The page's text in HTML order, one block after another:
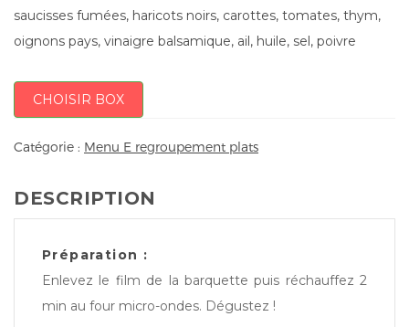
saucisses fumées, haricots noirs, carottes, tomates, thym,
oignons pays, vinaigre balsamique, ail, huile, sel, poivre
CHOISIR BOX
Catégorie : Menu E regroupement plats
DESCRIPTION
Préparation :
Enlevez le film de la barquette puis réchauffez 2
min au four micro-ondes. Dégustez !